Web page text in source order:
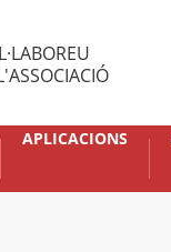
APLICACIONS